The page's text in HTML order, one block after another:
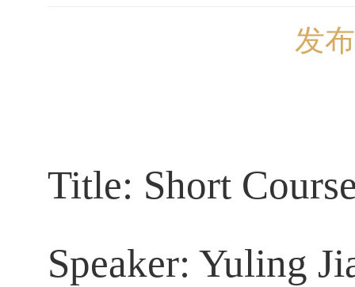
发
Title: Short
Speaker: Yuling